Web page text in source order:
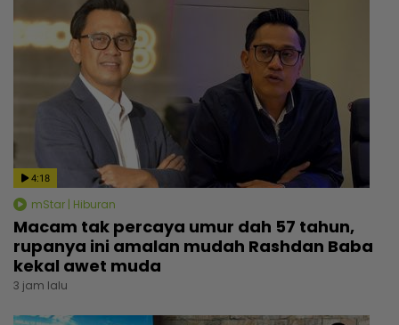
4:18
mStar | Hiburan
Macam tak percaya umur dah 57 tahun,
rupanya ini amalan mudah Rashdan Baba
kekal awet muda
3 jam lalu